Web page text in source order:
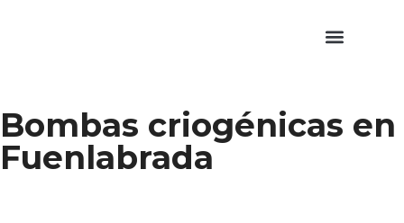
Bombas criogénicas en
Fuenlabrada